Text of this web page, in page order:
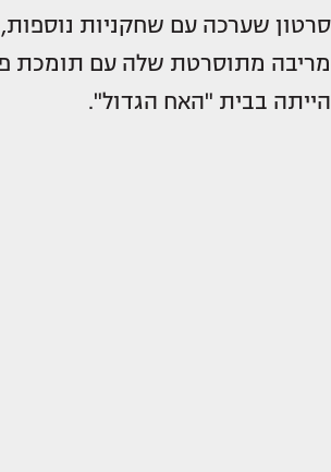
סרטון שערכה עם שחקניות
מריבה מתוסרטת שלה עם תומכת
הייתה בבית "האח הגדול".